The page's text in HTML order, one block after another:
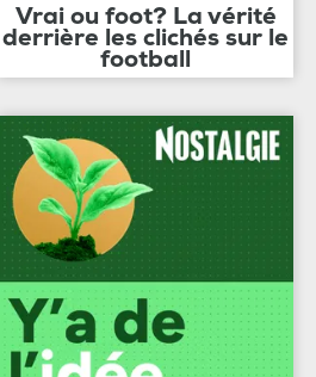
Vrai ou foot? La vérité
derrière les clichés sur le
football